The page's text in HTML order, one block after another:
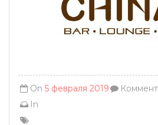
On 5 февраля 2019
In